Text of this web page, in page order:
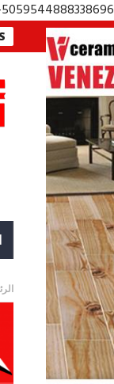
معركة لا تُرى.. وحراس